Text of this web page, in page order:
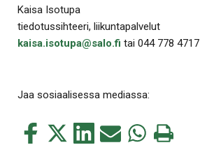
Kaisa Isotupa
tiedotussihteeri, liikuntapalvelut
kaisa.isotupa@salo.fi tai 044 778 4717
Jaa sosiaalisessa mediassa:
Jaa
Jaa
Jaa Jaa Jaa Tulosta